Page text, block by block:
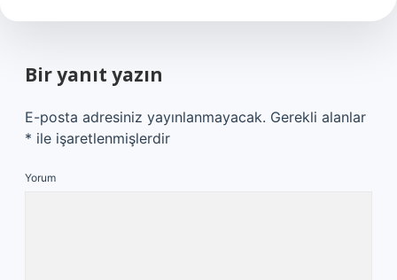
Bir yanıt yazın
E-posta adresiniz yayınlanmayacak. Gerekli alanlar
* ile işaretlenmişlerdir
Yorum